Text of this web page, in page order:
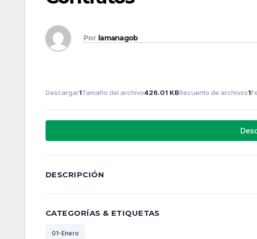
Por lamanagob
Descargar1Tamaño del archivo426.01 KBRecuento de archivos1
DESCRIPCIÓN
CATEGORÍAS & ETIQUETAS
01-Enero